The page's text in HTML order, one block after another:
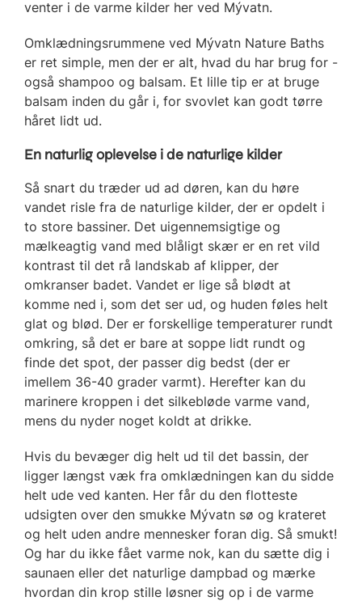
venter i de varme kilder her ved Mývatn.
Omklædningsrummene ved Mývatn Nature Baths
er ret simple, men der er alt, hvad du har brug for -
også shampoo og balsam. Et lille tip er at bruge
balsam inden du går i, for svovlet kan godt tørre
håret lidt ud.
En naturlig oplevelse i de naturlige kilder
Så snart du træder ud ad døren, kan du høre
vandet risle fra de naturlige kilder, der er opdelt i
to store bassiner. Det uigennemsigtige og
mælkeagtig vand med blåligt skær er en ret vild
kontrast til det rå landskab af klipper, der
omkranser badet. Vandet er lige så blødt at
komme ned i, som det ser ud, og huden føles helt
glat og blød. Der er forskellige temperaturer rundt
omkring, så det er bare at soppe lidt rundt og
finde det spot, der passer dig bedst (der er
imellem 36-40 grader varmt). Herefter kan du
marinere kroppen i det silkebløde varme vand,
mens du nyder noget koldt at drikke.
Hvis du bevæger dig helt ud til det bassin, der
ligger længst væk fra omklædningen kan du sidde
helt ude ved kanten. Her får du den flotteste
udsigten over den smukke Mývatn sø og krateret
og helt uden andre mennesker foran dig. Så smukt!
Og har du ikke fået varme nok, kan du sætte dig i
saunaen eller det naturlige dampbad og mærke
hvordan din krop stille løsner sig op i de varme